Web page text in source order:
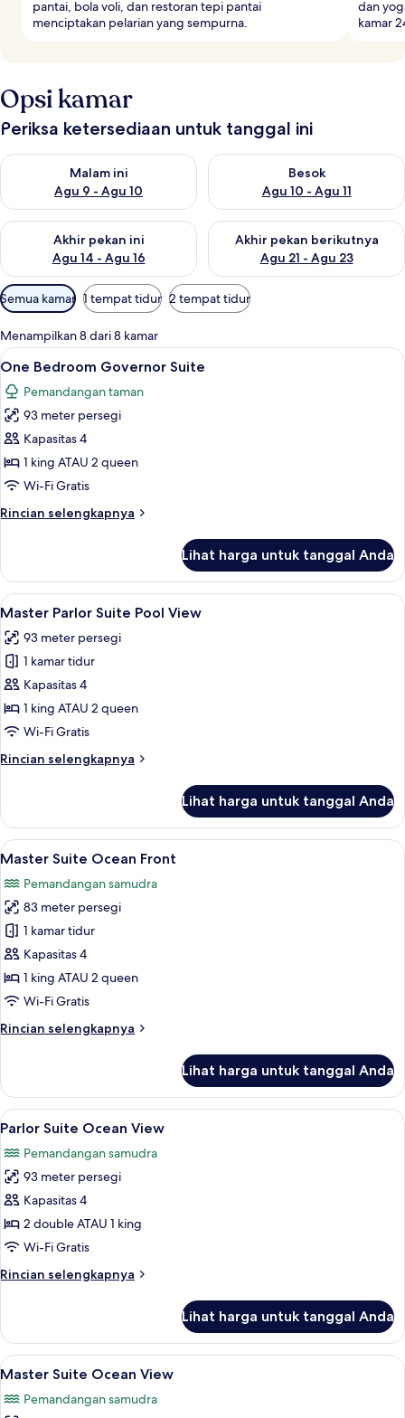
pantai, bola voli, dan restoran tepi pantai
menciptakan pelarian yang sempurna.
dan
kamar
Opsi kamar
Periksa ketersediaan untuk tanggal ini
Malam ini
Agu 9 - Agu 10
Periksa ketersediaan untuk malam ini Agu 9 - Agu 10
Besok
Agu 10 - Agu 11
Periksa ketersediaan untuk
Akhir pekan ini
Agu 14 - Agu 16
Periksa ketersediaan untuk akhir pekan ini Agu 14 - Agu 16
Akhir pekan berikutnya
Agu 21 - Agu 23
Periksa ketersediaan untuk
Filter
tersedia
untuk
kamar
Semua kamar 1 tempat tidur 2 tempat tidur
Menampilkan 8 dari 8 kamar
Lihat
semua
foto
untuk
One
Bedroom
Governor
One Bedroom Governor Suite |
7
One Bedroom Governor Suite
Pemandangan taman
93 meter persegi
Kapasitas 4
1 king ATAU 2 queen
Wi-Fi Gratis
Rincian selengkapnya
Rincian
One
Bedroom
Governor
Lihat harga untuk tanggal Anda
Lihat
semua
foto
untuk
Master
Parlor
Suite
View
Master Parlor Suite Pool View |
7
Master Parlor Suite Pool View
93 meter persegi
1 kamar tidur
Kapasitas 4
1 king ATAU 2 queen
Wi-Fi Gratis
Rincian selengkapnya
Rincian
Master
Parlor
Suite
View
Lihat harga untuk tanggal Anda
Lihat
semua
foto
untuk
Master
Suite
Ocean
Front
Master Suite Ocean Front | Seprai
6
Master Suite Ocean Front
Pemandangan samudra
83 meter persegi
1 kamar tidur
Kapasitas 4
1 king ATAU 2 queen
Wi-Fi Gratis
Rincian selengkapnya
Rincian
Master
Suite
Ocean
Lihat harga untuk tanggal Anda
Lihat
semua
foto
untuk
Parlor
Suite
Ocean
Seprai premium, selimut bulu angsa,
7
Parlor Suite Ocean View
Pemandangan samudra
93 meter persegi
Kapasitas 4
2 double ATAU 1 king
Wi-Fi Gratis
Rincian selengkapnya
Rincian
Parlor
Suite
Ocean
Lihat harga untuk tanggal Anda
Lihat
semua
foto
Seprai premium, selimut bulu angsa,
6
Master Suite Ocean View
Pemandangan samudra